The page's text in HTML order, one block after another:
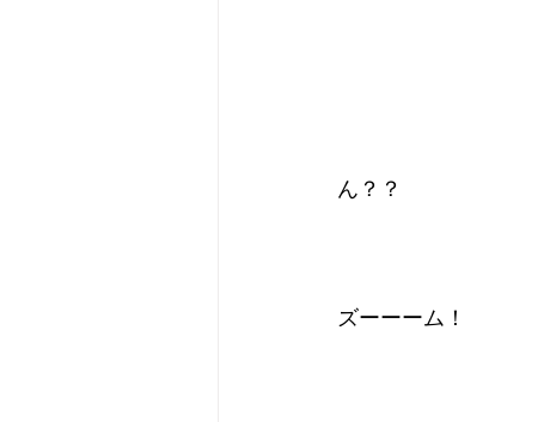
ん？？
ズーーーム！